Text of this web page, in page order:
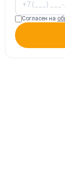
Согласен на